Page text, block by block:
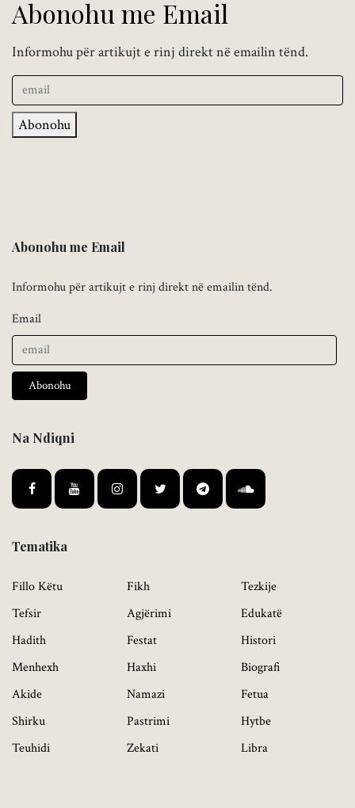
Abonohu me Email
Informohu për artikujt e rinj direkt në emailin tënd.
Abonohu
Abonohu me Email
Informohu për artikujt e rinj direkt në emailin tënd.
Email
Abonohu
Na Ndiqni
Tematika
Fillo Këtu
Tefsir
Hadith
Menhexh
Akide
Shirku
Teuhidi
Fikh
Agjërimi
Festat
Haxhi
Namazi
Pastrimi
Zekati
Tezkije
Edukatë
Histori
Biografi
Fetua
Hytbe
Libra